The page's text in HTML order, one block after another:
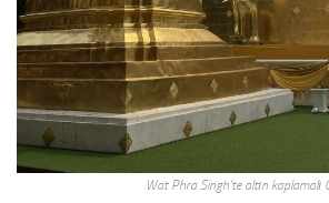
Wat Phra Singh’te altın kaplamalı